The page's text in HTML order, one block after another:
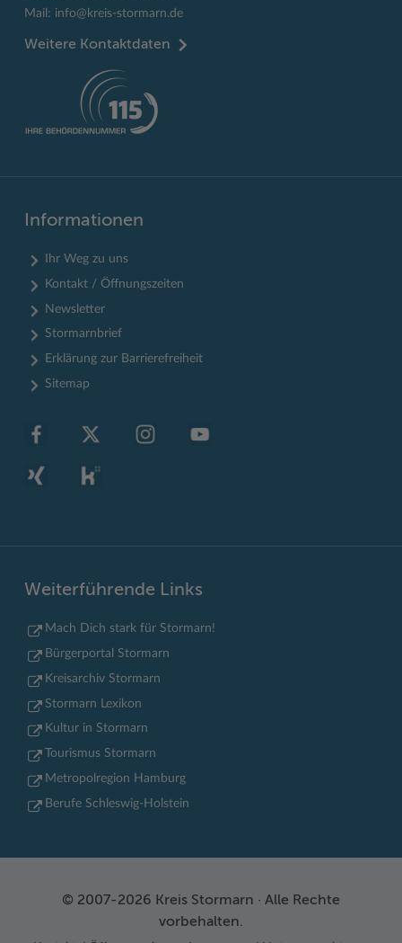
Mail: info@kreis-stormarn.de
Weitere Kontaktdaten
Informationen
Ihr Weg zu uns
Kontakt / Öffnungszeiten
Newsletter
Stormarnbrief
Erklärung zur Barrierefreiheit
Sitemap
Weiterführende Links
Mach Dich stark für Stormarn!
Bürgerportal Stormarn
Kreisarchiv Stormarn
Stormarn Lexikon
Kultur in Stormarn
Tourismus Stormarn
Metropolregion Hamburg
Berufe Schleswig-Holstein
© 2007-2026 Kreis Stormarn · Alle Rechte
vorbehalten.